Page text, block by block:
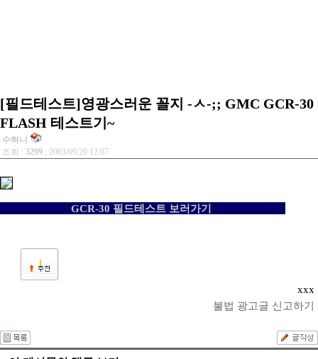
[필드테스트]영광스러운 꼴지 -ㅅ-;; GMC GCR-30
FLASH 테스트기~
수혀니
조회 : 3299 , 2003/09/20 12:07
GCR-30 필드테스트 보러가기
1
xxx
불법 광고글 신고하기